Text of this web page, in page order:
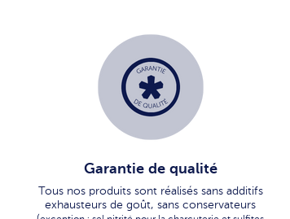
Garantie de qualité
Tous nos produits sont réalisés sans additifs
exhausteurs de goût, sans conservateurs